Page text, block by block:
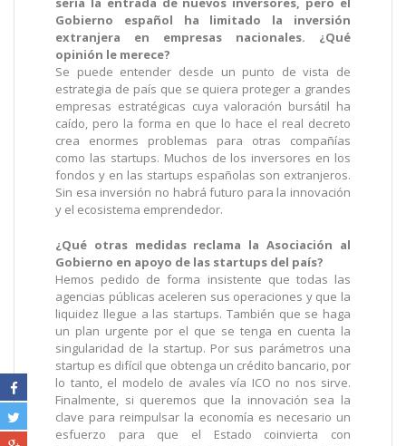
Gobierno español ha limitado la inversión
extranjera en empresas nacionales. ¿Qué
opinión le merece?
Se puede entender desde un punto de vista de
estrategia de país que se quiera proteger a grandes
empresas estratégicas cuya valoración bursátil ha
caído, pero la forma en que lo hace el real decreto
crea enormes problemas para otras compañías
como las startups. Muchos de los inversores en los
fondos y en las startups españolas son extranjeros.
Sin esa inversión no habrá futuro para la innovación
y el ecosistema emprendedor.
¿Qué otras medidas reclama la Asociación al
Gobierno en apoyo de las startups del país?
Hemos pedido de forma insistente que todas las
agencias públicas aceleren sus operaciones y que la
liquidez llegue a las startups. También que se haga
un plan urgente por el que se tenga en cuenta la
singularidad de la startup. Por sus parámetros una
startup es difícil que obtenga un crédito bancario, por
lo tanto, el modelo de avales vía ICO no nos sirve.
Finalmente, si queremos que la innovación sea la
clave para reimpulsar la economía es necesario un
esfuerzo para que el Estado coinvierta con